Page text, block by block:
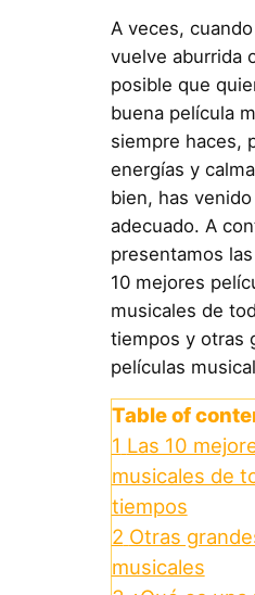
A veces,
vuelve aburrida
posible que
buena película
siempre haces,
energías y
bien, has
adecuado. A
presentamos
10 mejores
musicales de
tiempos y otras
películas
Table of
1 Las 10
musicales de
tiempos
2 Otras
musicales